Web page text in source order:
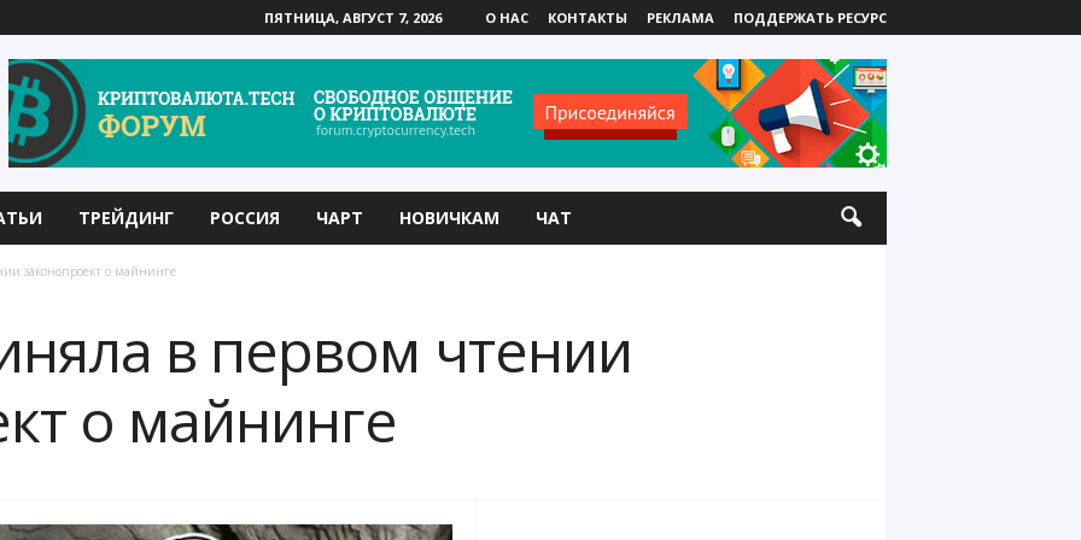
ПЯТНИЦА, АВГУСТ 7, 2026 О НАС КОНТАКТЫ РЕКЛАМА ПОДДЕРЖАТЬ РЕСУРС
ТРЕЙДИНГ РОССИЯ ЧАРТ НОВИЧКАМ ЧАТ
законопроект о майнинге
в первом чтении
о майнинге